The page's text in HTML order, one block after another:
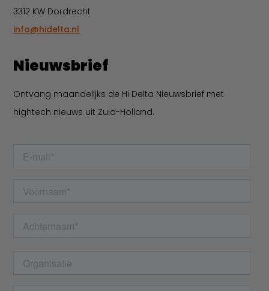
3312 KW Dordrecht
info@hidelta.nl
Nieuwsbrief
Ontvang maandelijks de Hi Delta Nieuwsbrief met
hightech nieuws uit Zuid-Holland.